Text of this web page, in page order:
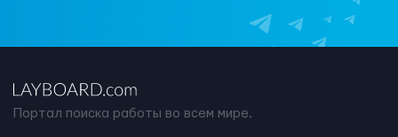
Портал поиска работы во всем мире.